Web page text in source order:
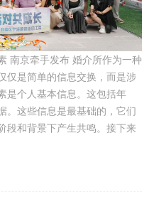
南京牵手发布 婚介所作为一种
仅是简单的信息交换，而是涉
是个人基本信息。这包括年
。这些信息是最基础的，它们
段和背景下产生共鸣。接下来